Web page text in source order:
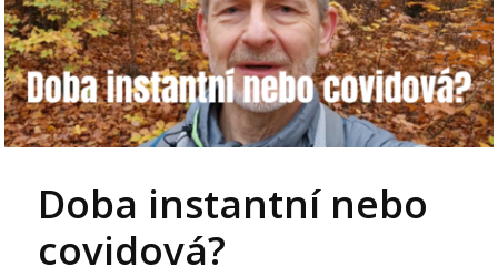
Doba instantní nebo
covidová?